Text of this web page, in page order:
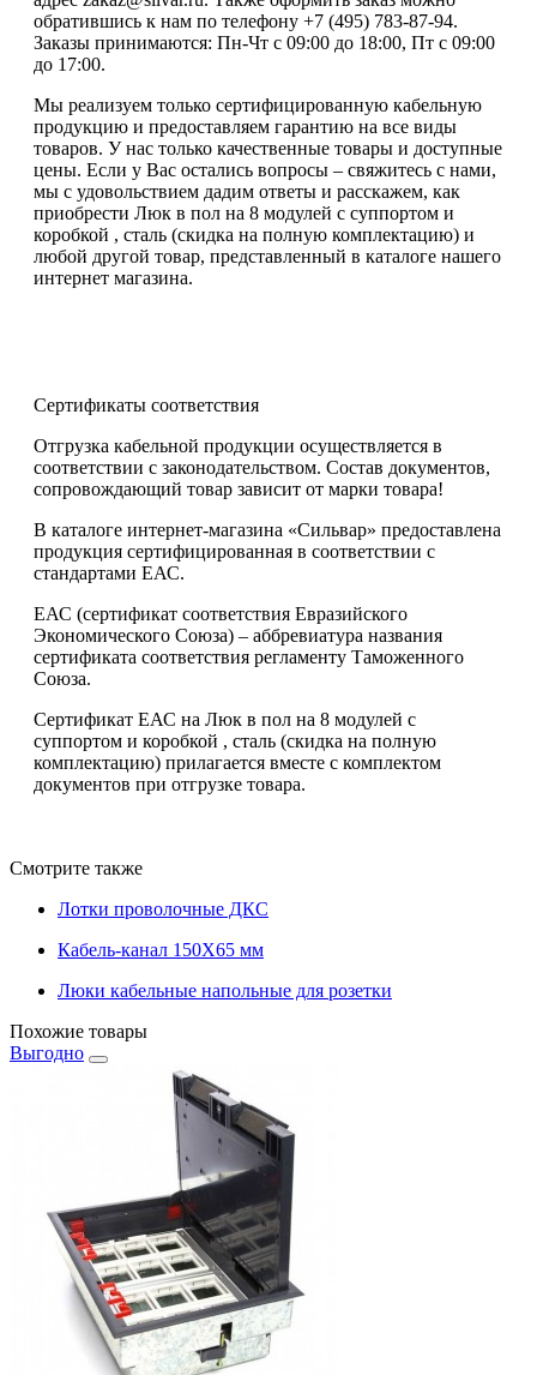
обратившись к нам по телефону +7 (495) 783-87-94.
Заказы принимаются: Пн-Чт с 09:00 до 18:00, Пт с 09:00
до 17:00.
Мы реализуем только сертифицированную кабельную
продукцию и предоставляем гарантию на все виды
товаров. У нас только качественные товары и доступные
цены. Если у Вас остались вопросы – свяжитесь с нами,
мы с удовольствием дадим ответы и расскажем, как
приобрести Люк в пол на 8 модулей с суппортом и
коробкой , сталь (скидка на полную комплектацию) и
любой другой товар, представленный в каталоге нашего
интернет магазина.
Сертификаты соответствия
Отгрузка кабельной продукции осуществляется в
соответствии с законодательством. Состав документов,
сопровождающий товар зависит от марки товара!
В каталоге интернет-магазина «Сильвар» предоставлена
продукция сертифицированная в соответствии с
стандартами ЕАС.
ЕАС (сертификат соответствия Евразийского
Экономического Союза) – аббревиатура названия
сертификата соответствия регламенту Таможенного
Союза.
Сертификат ЕАС на Люк в пол на 8 модулей с
суппортом и коробкой , сталь (скидка на полную
комплектацию) прилагается вместе с комплектом
документов при отгрузке товара.
Смотрите также
Лотки проволочные ДКС
Кабель-канал 150Х65 мм
Люки кабельные напольные для розетки
Похожие товары
Выгодно